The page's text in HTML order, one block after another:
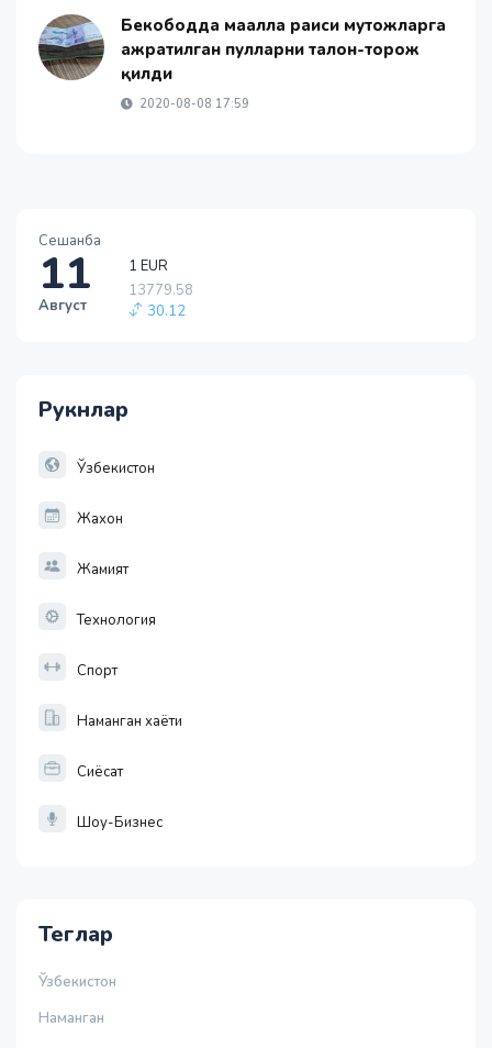
Сешанба
11
Август
1 EUR
13779.58
30.12
Рукнлар
Ўзбекистон
Жахон
Жамият
Технология
Спорт
Наманган хаёти
Сиёсат
Шоу-Бизнес
Теглар
Ўзбекистон
Наманган
Бекободда маҳалла раиси муҳтожларга
ажратилган пулларни талон-торож
қилди
2020-08-08 17:59